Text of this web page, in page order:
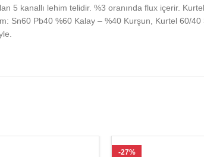
5 kanallı lehim telidir. %3 oranında flux içerir.
Sn60 Pb40 %60 Kalay – %40 Kurşun, Kurtel 60/40
-27%